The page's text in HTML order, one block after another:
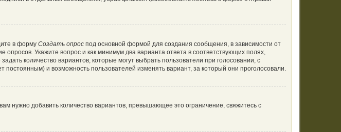
в форму Создать опрос под основной формой для создания сообщения, в зависимости от
Укажите вопрос и как минимум два варианта ответа в соответствующих полях,
количество вариантов, которые могут выбрать пользователи при голосовании, с
и возможность пользователей изменять вариант, за который они проголосовали.
нужно добавить количество вариантов, превышающее это ограничение, свяжитесь с